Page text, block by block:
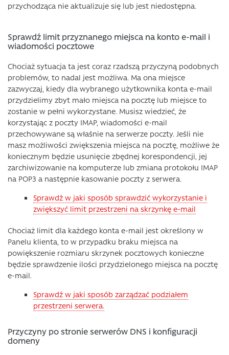
przychodząca nie aktualizuje się lub jest niedostępna.
Sprawdź limit przyznanego miejsca na konto e-mail i
wiadomości pocztowe
Chociaż sytuacja ta jest coraz rzadszą przyczyną podobnych
problemów, to nadal jest możliwa. Ma ona miejsce
zazwyczaj, kiedy dla wybranego użytkownika konta e-mail
przydzielimy zbyt mało miejsca na pocztę lub miejsce to
zostanie w pełni wykorzystane. Musisz wiedzieć, że
korzystając z poczty IMAP, wiadomości e-mail
przechowywane są właśnie na serwerze poczty. Jeśli nie
masz możliwości zwiększenia miejsca na pocztę, możliwe że
koniecznym będzie usunięcie zbędnej korespondencji, jej
zarchiwizowanie na komputerze lub zmiana protokołu IMAP
na POP3 a następnie kasowanie poczty z serwera.
Sprawdź w jaki sposób sprawdzić wykorzystanie i
zwiększyć limit przestrzeni na skrzynkę e-mail
Chociaż limit dla każdego konta e-mail jest określony w
Panelu klienta, to w przypadku braku miejsca na
powiększenie rozmiaru skrzynek pocztowych konieczne
będzie sprawdzenie ilości przydzielonego miejsca na pocztę
e-mail.
Sprawdź w jaki sposób zarządzać podziałem
przestrzeni serwera.
Przyczyny po stronie serwerów DNS i konfiguracji
domeny